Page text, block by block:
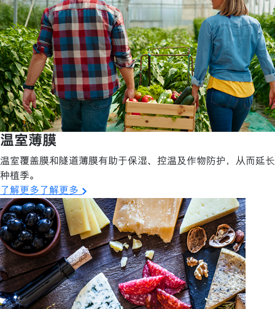
温室薄膜
温室覆盖膜和隧道薄膜有助于保湿、控温及作物防护，从而延长
种植季。
了解更多了解更多